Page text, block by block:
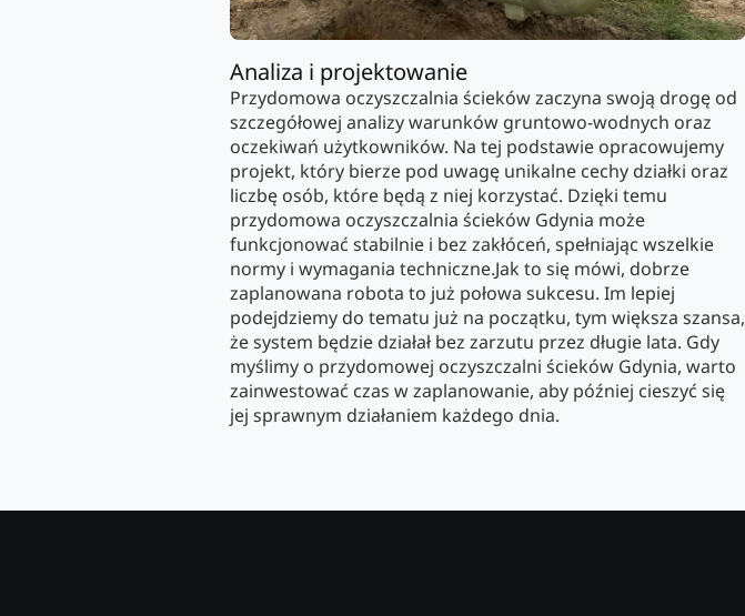
Analiza i projektowanie
Przydomowa oczyszczalnia ścieków zaczyna swoją drogę od
szczegółowej analizy warunków gruntowo-wodnych oraz
oczekiwań użytkowników. Na tej podstawie opracowujemy
projekt, który bierze pod uwagę unikalne cechy działki oraz
liczbę osób, które będą z niej korzystać. Dzięki temu
przydomowa oczyszczalnia ścieków Gdynia może
funkcjonować stabilnie i bez zakłóceń, spełniając wszelkie
normy i wymagania techniczne.Jak to się mówi, dobrze
zaplanowana robota to już połowa sukcesu. Im lepiej
podejdziemy do tematu już na początku, tym większa szansa,
że system będzie działał bez zarzutu przez długie lata. Gdy
myślimy o przydomowej oczyszczalni ścieków Gdynia, warto
zainwestować czas w zaplanowanie, aby później cieszyć się
jej sprawnym działaniem każdego dnia.